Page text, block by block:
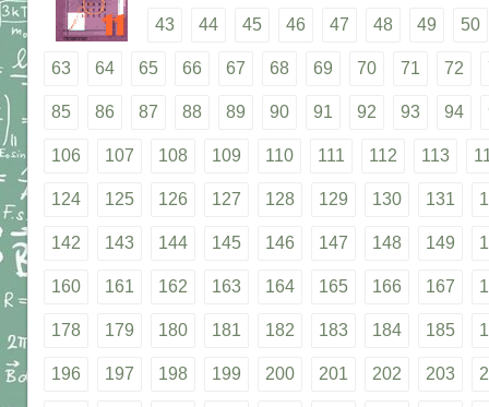
43 44 45 46 47 48 49 50
63 64 65 66 67 68 69 70 71 72
85 86 87 88 89 90 91 92 93 94
106 107 108 109 110 111 112 113
124 125 126 127 128 129 130 131
142 143 144 145 146 147 148 149
160 161 162 163 164 165 166 167
178 179 180 181 182 183 184 185
196 197 198 199 200 201 202 203